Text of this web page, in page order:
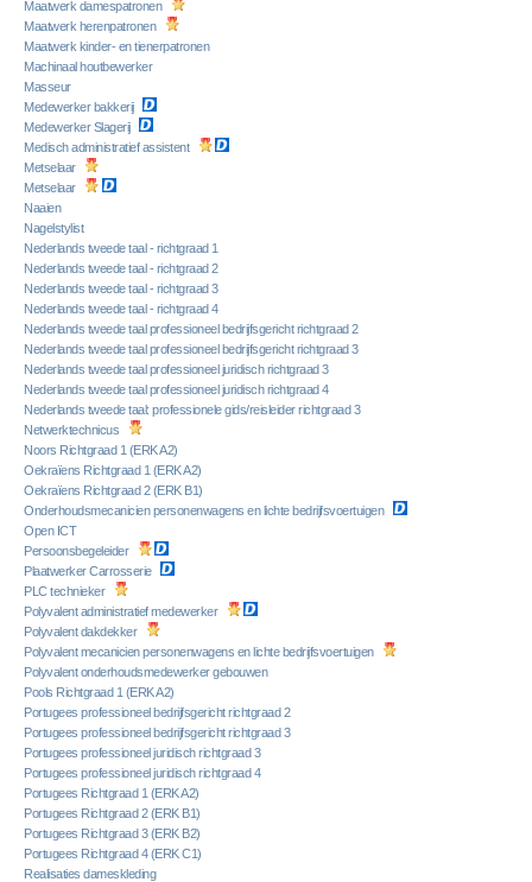
Maatwerk damespatronen
Maatwerk herenpatronen
Maatwerk kinder- en tienerpatronen
Machinaal houtbewerker
Masseur
Medewerker bakkerij
Medewerker Slagerij
Medisch administratief assistent
Metselaar
Metselaar
Naaien
Nagelstylist
Nederlands tweede taal - richtgraad 1
Nederlands tweede taal - richtgraad 2
Nederlands tweede taal - richtgraad 3
Nederlands tweede taal - richtgraad 4
Nederlands tweede taal professioneel bedrijfsgericht richtgraad 2
Nederlands tweede taal professioneel bedrijfsgericht richtgraad 3
Nederlands tweede taal professioneel juridisch richtgraad 3
Nederlands tweede taal professioneel juridisch richtgraad 4
Nederlands tweede taal: professionele gids/reisleider richtgraad 3
Netwerktechnicus
Noors Richtgraad 1 (ERK A2)
Oekraïens Richtgraad 1 (ERK A2)
Oekraïens Richtgraad 2 (ERK B1)
Onderhoudsmecanicien personenwagens en lichte bedrijfsvoertuigen
Open ICT
Persoonsbegeleider
Plaatwerker Carrosserie
PLC technieker
Polyvalent administratief medewerker
Polyvalent dakdekker
Polyvalent mecanicien personenwagens en lichte bedrijfsvoertuigen
Polyvalent onderhoudsmedewerker gebouwen
Pools Richtgraad 1 (ERK A2)
Portugees professioneel bedrijfsgericht richtgraad 2
Portugees professioneel bedrijfsgericht richtgraad 3
Portugees professioneel juridisch richtgraad 3
Portugees professioneel juridisch richtgraad 4
Portugees Richtgraad 1 (ERK A2)
Portugees Richtgraad 2 (ERK B1)
Portugees Richtgraad 3 (ERK B2)
Portugees Richtgraad 4 (ERK C1)
Realisaties dameskleding